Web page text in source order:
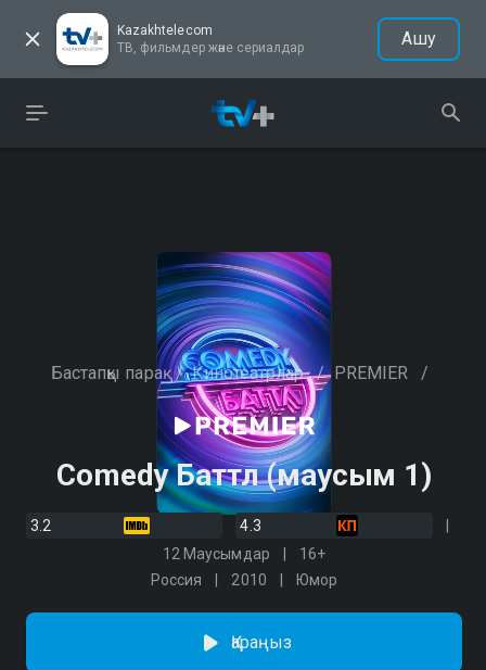
Kazakhtelecom
ТВ, фильмдер және сериалдар
Ашу
Бастапқы парақ / Кинотеатрлар / PREMIER /
Comedy Баттл (маусым 1)
3.2
4.3
12 Маусымдар
16+
Россия
2010 Юмор
Қараңыз